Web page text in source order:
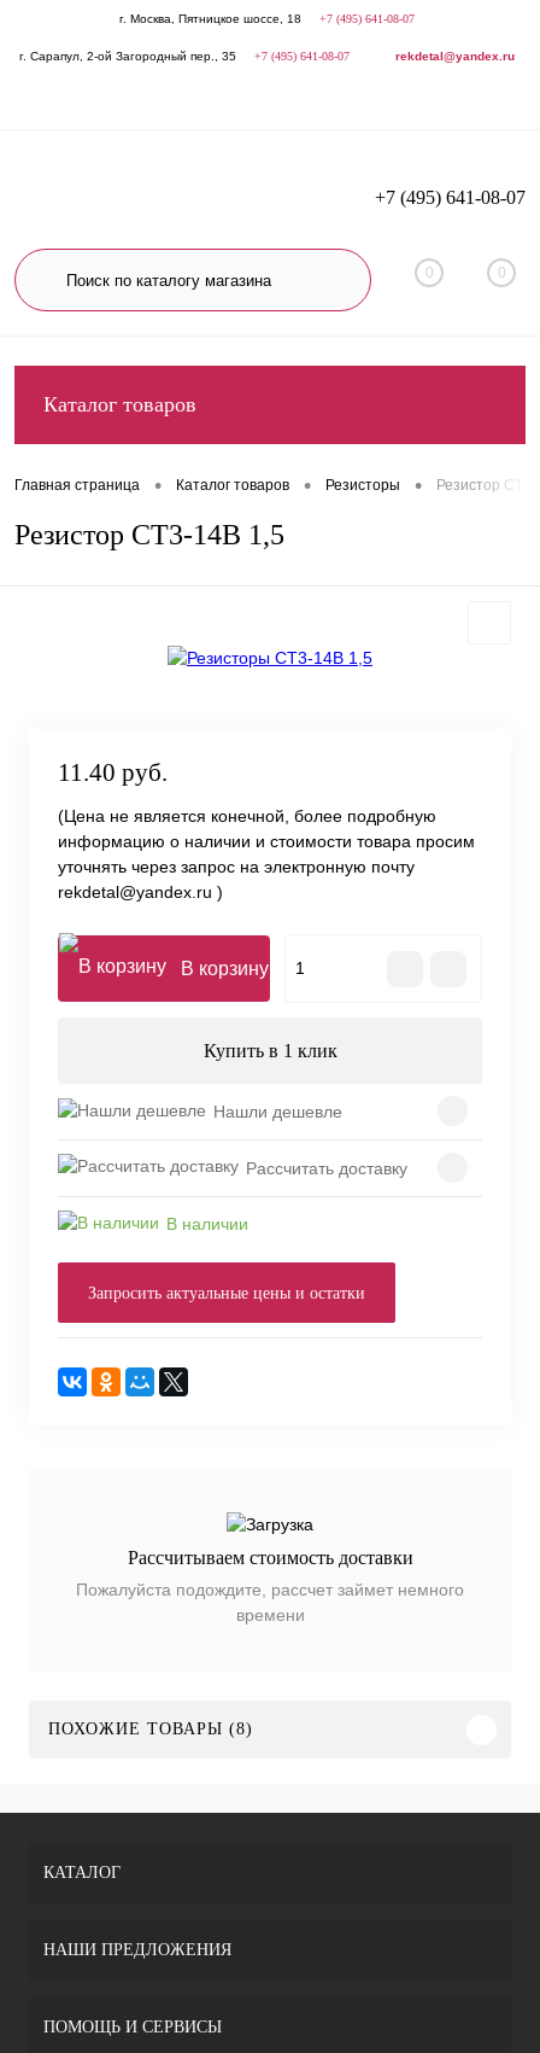
г. Москва, Пятницкое шоссе, 18 +7 (495) 641-08-07
г. Сарапул, 2-ой Загородный пер., 35 +7 (495) 641-08-07 rekdetal@yandex.ru
+7 (495) 641-08-07
0 0
Каталог товаров
Главная страница • Каталог товаров • Резисторы • Резистор
Резистор СТ3-14В 1,5
11.40 руб.
(Цена не является конечной, более подробную
информацию о наличии и стоимости товара просим
уточнять через запрос на электронную почту
rekdetal@yandex.ru )
В корзину
Купить в 1 клик
Нашли дешевле
Рассчитать доставку
В наличии
Запросить актуальные цены и остатки
Рассчитываем стоимость доставки
Пожалуйста подождите, рассчет займет немного
времени
ПОХОЖИЕ ТОВАРЫ (8)
КАТАЛОГ
НАШИ ПРЕДЛОЖЕНИЯ
ПОМОЩЬ И СЕРВИСЫ